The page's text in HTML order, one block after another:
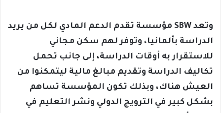
وتعد SBW مؤسسة تقدم الدعم المادي لكل من يريد
الدراسة بألمانيا، وتوفر لهم سكن مجاني
للاستقرار به أوقات الدراسة، إلى جانب تحمل
تكاليف الدراسة وتقديم مبالغ مالية ليتمكنوا من
العيش هناك، وبذلك تكون المؤسسة تساهم
بشكل كبير في الترويج الدولي ونشر التعليم في